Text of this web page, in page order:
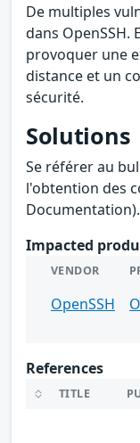
De multiples
dans
provoquer une
distance et un
sécurité.
Solutions
Se référer au
l'obtention des
Documentation).
Impacted
VENDOR
OpenSSH
References
TITLE